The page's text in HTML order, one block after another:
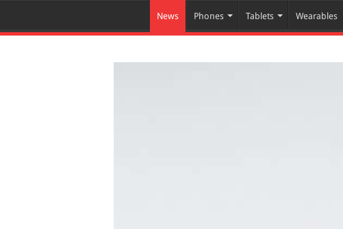
News Phones Tablets Wearables